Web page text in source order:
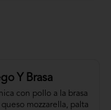
Y Brasa
con pollo a la brasa
mozzarella, palta